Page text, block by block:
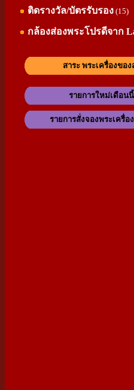
ติดรางวัล/บัตรรับรอง (15)
กล้องส่องพระโปรดีจาก
สาระ พระเครื่องของ
รายการใหม่เดือนนี้
รายการสั่งจองพระเครื่อ